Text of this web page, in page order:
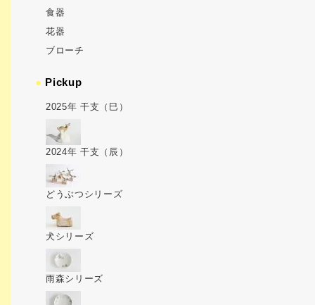
食器
花器
ブローチ
● Pickup
2025年 干支（巳）
2024年 干支（辰）
どうぶつシリーズ
犬シリーズ
雨森シリーズ